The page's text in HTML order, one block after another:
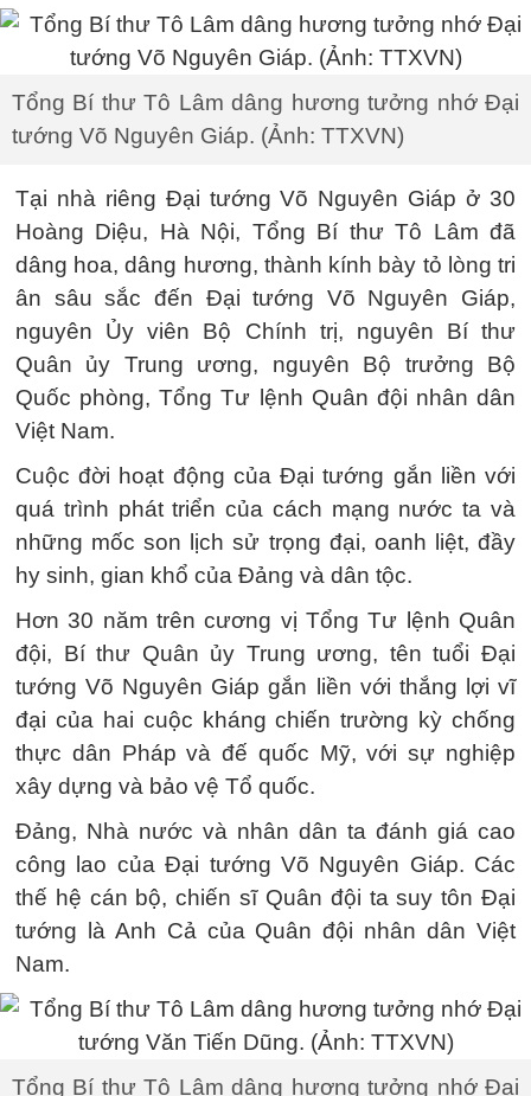
Tổng Bí thư Tô Lâm dâng hương tưởng nhớ Đại
tướng Võ Nguyên Giáp. (Ảnh: TTXVN)
Tại nhà riêng Đại tướng Võ Nguyên Giáp ở 30
Hoàng Diệu, Hà Nội, Tổng Bí thư Tô Lâm đã
dâng hoa, dâng hương, thành kính bày tỏ lòng tri
ân sâu sắc đến Đại tướng Võ Nguyên Giáp,
nguyên Ủy viên Bộ Chính trị, nguyên Bí thư
Quân ủy Trung ương, nguyên Bộ trưởng Bộ
Quốc phòng, Tổng Tư lệnh Quân đội nhân dân
Việt Nam.
Cuộc đời hoạt động của Đại tướng gắn liền với
quá trình phát triển của cách mạng nước ta và
những mốc son lịch sử trọng đại, oanh liệt, đầy
hy sinh, gian khổ của Đảng và dân tộc.
Hơn 30 năm trên cương vị Tổng Tư lệnh Quân
đội, Bí thư Quân ủy Trung ương, tên tuổi Đại
tướng Võ Nguyên Giáp gắn liền với thắng lợi vĩ
đại của hai cuộc kháng chiến trường kỳ chống
thực dân Pháp và đế quốc Mỹ, với sự nghiệp
xây dựng và bảo vệ Tổ quốc.
Đảng, Nhà nước và nhân dân ta đánh giá cao
công lao của Đại tướng Võ Nguyên Giáp. Các
thế hệ cán bộ, chiến sĩ Quân đội ta suy tôn Đại
tướng là Anh Cả của Quân đội nhân dân Việt
Nam.
Tổng Bí thư Tô Lâm dâng hương tưởng nhớ Đại